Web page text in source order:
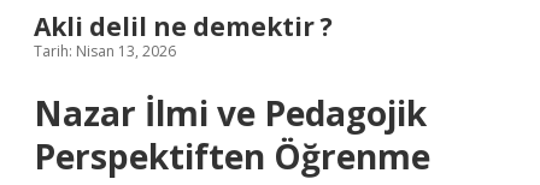
Akli delil ne demektir ?
Tarih: Nisan 13, 2026
Nazar İlmi ve Pedagojik
Perspektiften Öğrenme